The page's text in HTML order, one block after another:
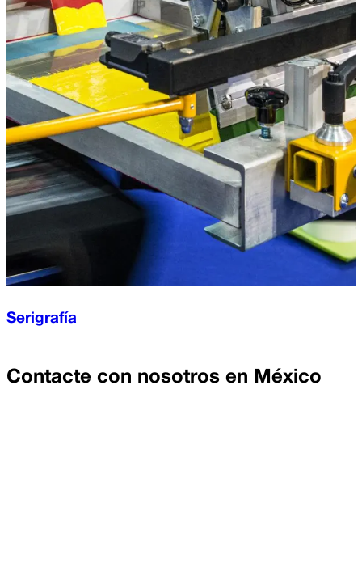
Serigrafía
Contacte con nosotros en México